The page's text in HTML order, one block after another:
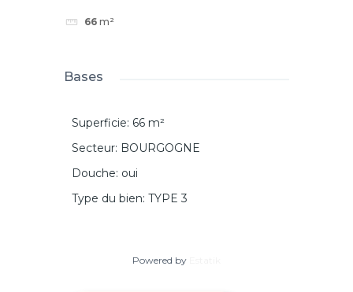
66 m²
Bases
Superficie: 66 m²
Secteur: BOURGOGNE
Douche: oui
Type du bien: TYPE 3
Powered by